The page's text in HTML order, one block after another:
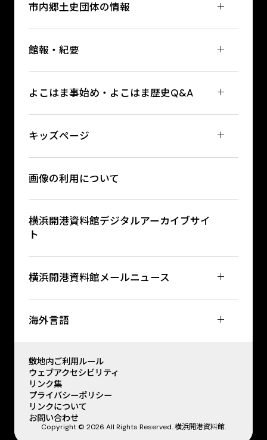
市内郷土史団体の情報
館報・紀要
よこはま事始め・よこはま歴史Q&A
キッズページ
画像の利用について
横浜開港資料館デジタルアーカイブサイ
ト
横浜開港資料館メールニュース
海外言語
敷地内ご利用ルール
ウェブアクセシビリティ
リンク集
プライバシーポリシー
リンクについて
お問い合わせ
Copyright © 2026 All Rights Reserved. 横浜開港資料館.